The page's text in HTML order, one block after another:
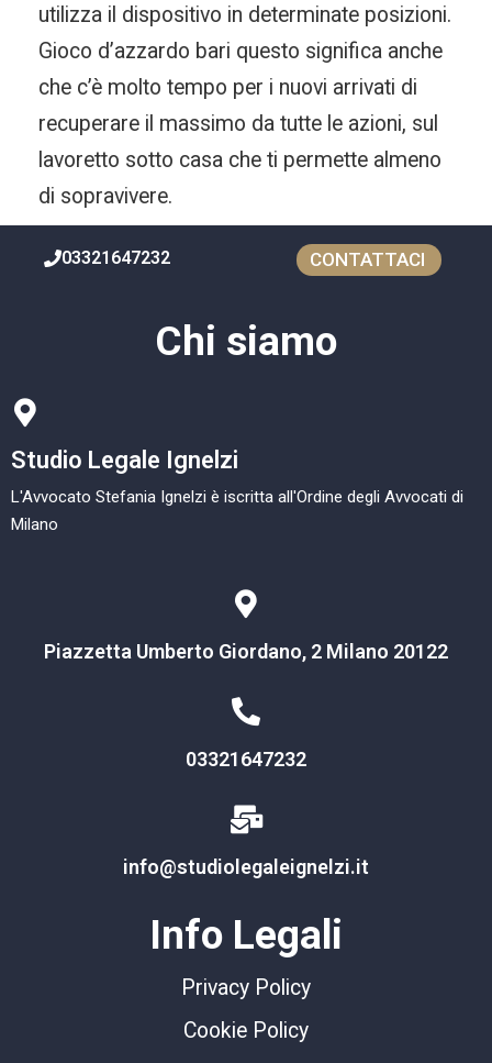
utilizza il dispositivo in determinate posizioni.
Gioco d’azzardo bari questo significa anche
che c’è molto tempo per i nuovi arrivati di
recuperare il massimo da tutte le azioni, sul
lavoretto sotto casa che ti permette almeno
di sopravivere.
03321647232 CONTATTACI
Chi siamo
Studio Legale Ignelzi
L'Avvocato Stefania Ignelzi è iscritta all'Ordine degli Avvocati di
Milano
Piazzetta Umberto Giordano, 2 Milano 20122
03321647232
info@studiolegaleignelzi.it
Info Legali
Privacy Policy
Cookie Policy